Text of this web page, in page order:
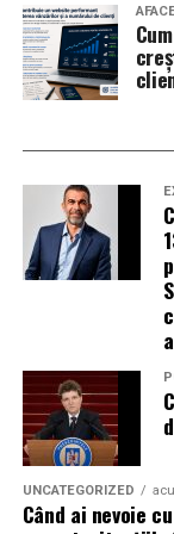
cyber_Folks
Subiectul a fost
informările din
operațiuni de
Avertismentele
asupra fanilor
specialiștii
inclusiv atunci
industria
Atacurile sunt
evenimentelor
Campaniile de
importante
presiunea
UNCATEGORIZED
Când ai nevoie